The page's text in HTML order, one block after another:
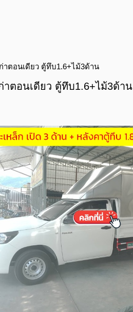
าตอนเดียว ตู้ทึบ1.6+ไม้3ด้าน